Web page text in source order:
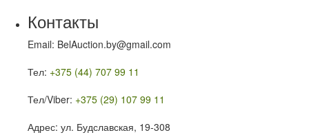
Контакты
Email: BelAuction.by@gmail.com
Тел: +375 (44) 707 99 11
Тел/Viber: +375 (29) 107 99 11
Адрес: ул. Будславская, 19-308